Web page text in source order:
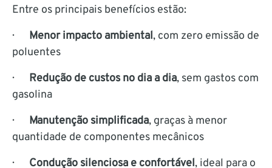
Entre os principais benefícios estão:
· Menor impacto ambiental, com zero emissão de
poluentes
· Redução de custos no dia a dia, sem gastos com
gasolina
· Manutenção simplificada, graças à menor
quantidade de componentes mecânicos
· Condução silenciosa e confortável, ideal para o